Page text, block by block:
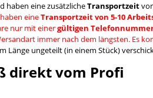
haben eine zusätzlicheTransportzeit
eineTransportzeit von 5-10
nur mit einergültigen
immer nach dem längsten. Es
Länge ungeteilt (in einem Stück)
direkt vom Profi